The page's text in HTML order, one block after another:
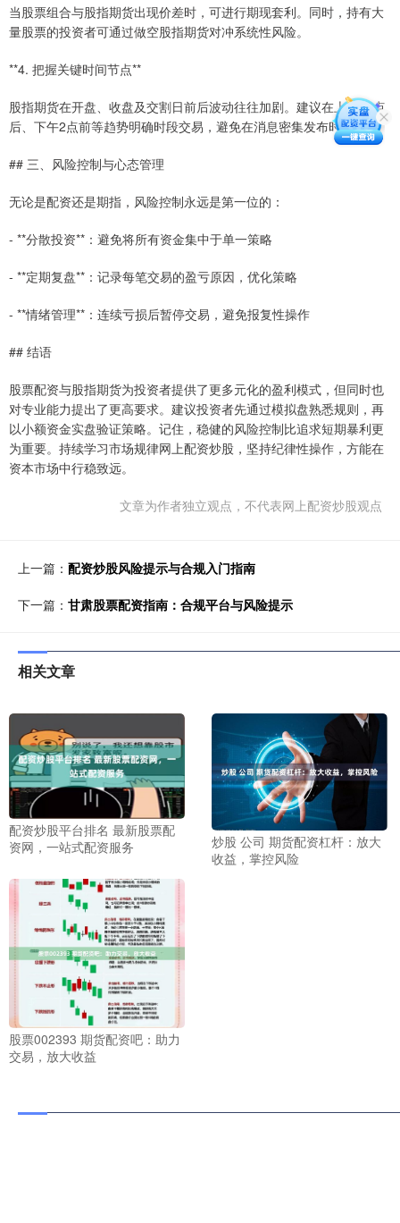
当股票组合与股指期货出现价差时，可进行期现套利。同时，持有大
量股票的投资者可通过做空股指期货对冲系统性风险。
**4. 把握关键时间节点**
股指期货在开盘、收盘及交割日前后波动往往加剧。建议在上午10点
后、下午2点前等趋势明确时段交易，避免在消息密集发布时操作。
## 三、风险控制与心态管理
无论是配资还是期指，风险控制永远是第一位的：
- **分散投资**：避免将所有资金集中于单一策略
- **定期复盘**：记录每笔交易的盈亏原因，优化策略
- **情绪管理**：连续亏损后暂停交易，避免报复性操作
## 结语
股票配资与股指期货为投资者提供了更多元化的盈利模式，但同时也
对专业能力提出了更高要求。建议投资者先通过模拟盘熟悉规则，再
以小额资金实盘验证策略。记住，稳健的风险控制比追求短期暴利更
为重要。持续学习市场规律网上配资炒股，坚持纪律性操作，方能在
资本市场中行稳致远。
文章为作者独立观点，不代表网上配资炒股观点
上一篇： 配资炒股风险提示与合规入门指南
下一篇： 甘肃股票配资指南：合规平台与风险提示
相关文章
配资炒股平台排名 最新股票配
资网，一站式配资服务
炒股 公司 期货配资杠杆：放大
收益，掌控风险
股票002393 期货配资吧：助力
交易，放大收益